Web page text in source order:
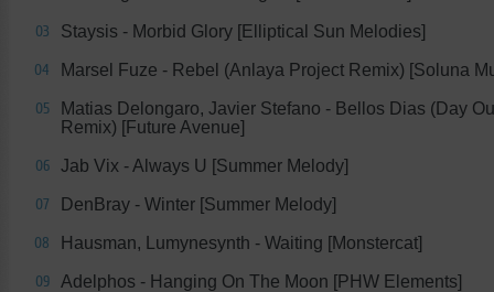
03 Staysis - Morbid Glory [Elliptical Sun Melodies]
04 Marsel Fuze - Rebel (Anlaya Project Remix) [Soluna
05
Matias Delongaro, Javier Stefano - Bellos Dias (Day
Remix) [Future Avenue]
06 Jab Vix - Always U [Summer Melody]
07 DenBray - Winter [Summer Melody]
08 Hausman, Lumynesynth - Waiting [Monstercat]
09 Adelphos - Hanging On The Moon [PHW Elements]